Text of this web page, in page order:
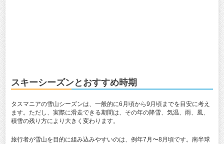
スキーシーズンとおすすめ時期
タスマニアの雪山シーズンは、一般的に6月頃から9月頃までを目安に考え
ます。ただし、実際に滑走できる期間は、その年の降雪、気温、雨、風、
積雪の残り方により大きく変わります。
旅行者が雪山を目的に組み込みやすいのは、例年7月〜8月頃です。南半球